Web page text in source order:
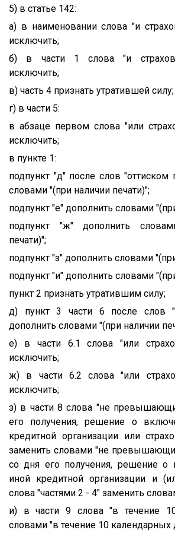
5) в статье 142:
а) в наименовании слова "и
исключить;
б) в части 1 слова "и
исключить;
в) часть 4 признать утратившей силу;
г) в части 5:
в абзаце первом слова "или
исключить;
в пункте 1:
подпункт "д" после слов "оттиском
словами "(при наличии печати)";
подпункт "е" дополнить словами
подпункт "ж" дополнить
печати)";
подпункт "з" дополнить словами
подпункт "и" дополнить словами
пункт 2 признать утратившим силу;
д) пункт 3 части 6 после слов
дополнить словами "(при наличии
е) в части 6.1 слова "или
исключить;
ж) в части 6.2 слова "или
исключить;
з) в части 8 слова "не
его получения, решение о
кредитной организации или
заменить словами "не
со дня его получения, решение о
иной кредитной организации и
слова "частями 2 - 4" заменить
и) в части 9 слова "в течение
словами "в течение 10 календарных